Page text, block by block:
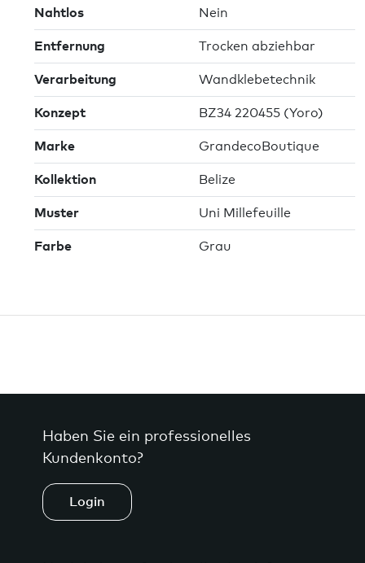
Nahtlos Nein
Entfernung Trocken abziehbar
Verarbeitung Wandklebetechnik
Konzept BZ34 220455 (Yoro)
Marke GrandecoBoutique
Kollektion Belize
Muster Uni Millefeuille
Farbe Grau
Haben Sie ein professionelles
Kundenkonto?
Login